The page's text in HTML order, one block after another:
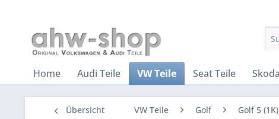
Home Audi Teile VW Teile Seat Teile
Übersicht VW Teile Golf Golf 5 (1K)